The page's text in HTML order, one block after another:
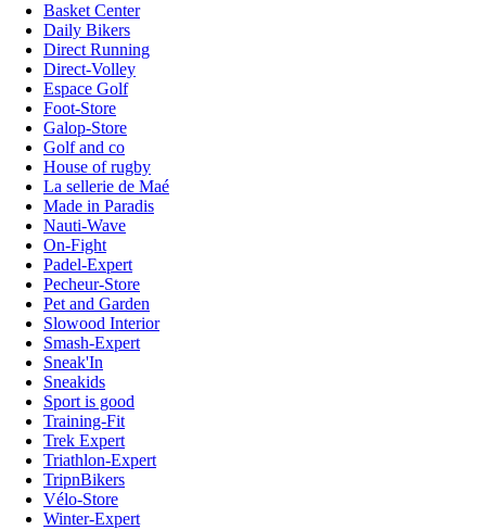
Basket Center
Daily Bikers
Direct Running
Direct-Volley
Espace Golf
Foot-Store
Galop-Store
Golf and co
House of rugby
La sellerie de Maé
Made in Paradis
Nauti-Wave
On-Fight
Padel-Expert
Pecheur-Store
Pet and Garden
Slowood Interior
Smash-Expert
Sneak'In
Sneakids
Sport is good
Training-Fit
Trek Expert
Triathlon-Expert
TripnBikers
Vélo-Store
Winter-Expert